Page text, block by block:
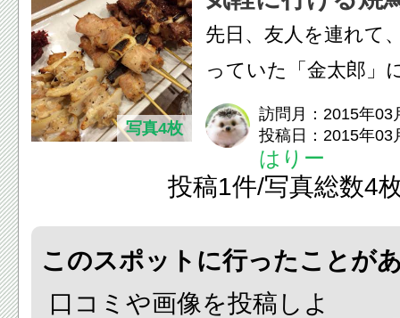
写真4枚
先日、友人を連れて
っていた「金太郎」
た！ リーズナブルな価格なのに美味
しい焼鳥と...
訪問月：2015年03
投稿日：2015年03
はりー
投稿1件/写真総数4
このスポットに行ったことが
口コミや画像を投稿しよ